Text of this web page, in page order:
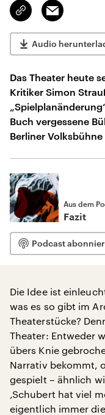
Link
kopieren/teilen
Email
Audio
Das Theater heute
Kritiker Simon
Buch vergessene
Berliner
Aus dem
Fazit
Podcast
Die Idee ist
was es so gibt im
Theaterstücke?
Theater: Entweder
übers Knie
Narrativ bekommt,
gespielt – ähnlich
‚Schubert hat viel
eigentlich immer